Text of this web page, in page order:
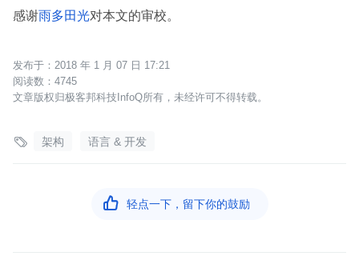
感谢雨多田光对本文的审校。
2018 年 1 月 07 日 17:21
4745
文章版权归极客邦科技InfoQ所有，未经许可不得转载。
 架构 语言 & 开发
 轻点一下，留下你的鼓励